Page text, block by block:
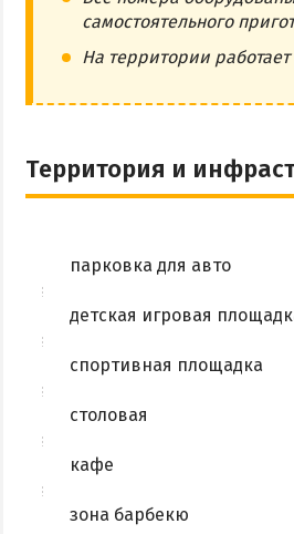
самостоятельного
На территории
Территория и
парковка для авто
детская игровая
спортивная площадка
столовая
кафе
зона барбекю